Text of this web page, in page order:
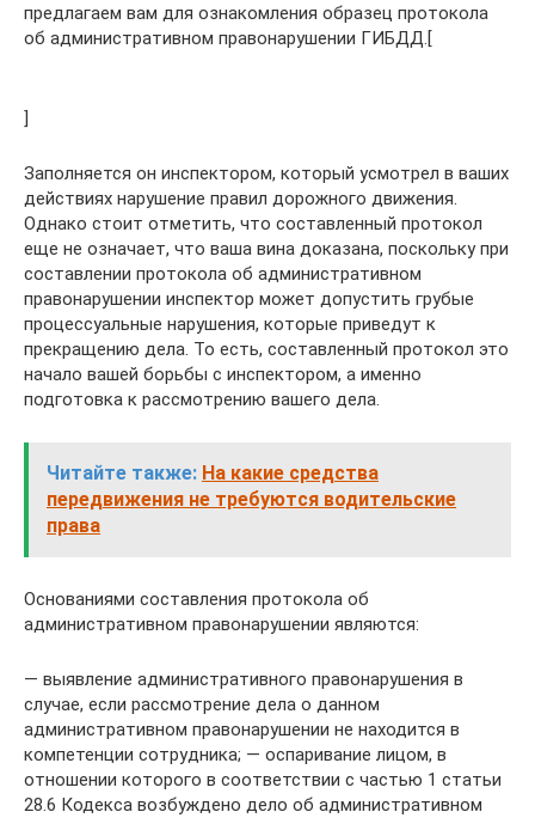
предлагаем вам для ознакомления образец протокола
об административном правонарушении ГИБДД.[
]
Заполняется он инспектором, который усмотрел в ваших
действиях нарушение правил дорожного движения.
Однако стоит отметить, что составленный протокол
еще не означает, что ваша вина доказана, поскольку при
составлении протокола об административном
правонарушении инспектор может допустить грубые
процессуальные нарушения, которые приведут к
прекращению дела. То есть, составленный протокол это
начало вашей борьбы с инспектором, а именно
подготовка к рассмотрению вашего дела.
Читайте также: На какие средства
передвижения не требуются водительские
права
Основаниями составления протокола об
административном правонарушении являются:
— выявление административного правонарушения в
случае, если рассмотрение дела о данном
административном правонарушении не находится в
компетенции сотрудника; — оспаривание лицом, в
отношении которого в соответствии с частью 1 статьи
28.6 Кодекса возбуждено дело об административном